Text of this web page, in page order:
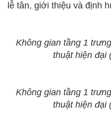
lễ tân, giới thiệu và định
Không gian tầng 1
thuật hiện đại
Không gian tầng 1
thuật hiện đại